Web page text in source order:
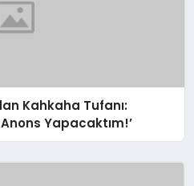
Kahkaha Tufanı:
Yapacaktım!’